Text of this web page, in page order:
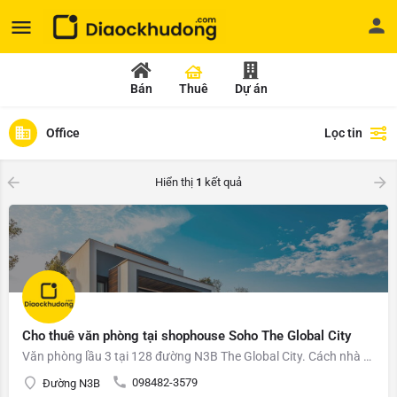
Bán Thuê Dự án
Office Lọc tin
Hiển thị 1 kết quả
Cho thuê văn phòng tại shophouse Soho The Global City
Văn phòng lầu 3 tại 128 đường N3B The Global City. Cách nhà điều hành 100m Mặt tiền rộng rãi. Lầu 3 view…
Đường N3B 098482-3579